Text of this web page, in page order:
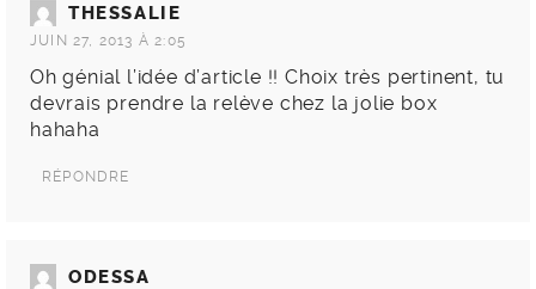
THESSALIE
JUIN 27, 2013 À 2:05
Oh génial l’idée d’article !! Choix très pertinent, tu
devrais prendre la relève chez la jolie box
hahaha
RÉPONDRE
ODESSA